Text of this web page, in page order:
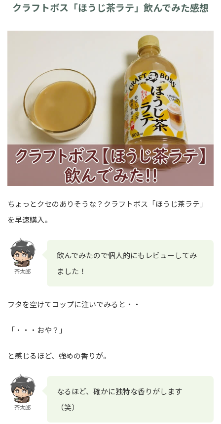
クラフトボス「ほうじ茶ラテ」飲んでみた感想
ちょっとクセのありそうな？クラフトボス「ほうじ茶ラテ」
を早速購入。
茶太郎
飲んでみたので個人的にもレビューしてみ
ました！
フタを空けてコップに注いでみると・・
「・・・おや？」
と感じるほど、強めの香りが。
茶太郎
なるほど、確かに独特な香りがします
（笑）